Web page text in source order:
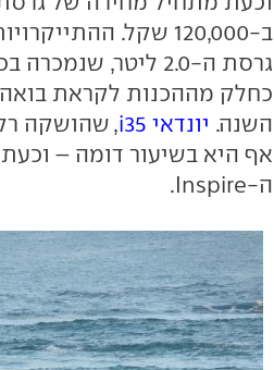
ב-120,000 שקל.
גרסת ה-2.0 ליטר,
כחלק מההכנות לקראת בואה
השנה. יונדאי i35, שהושקה
ה-Inspire
.